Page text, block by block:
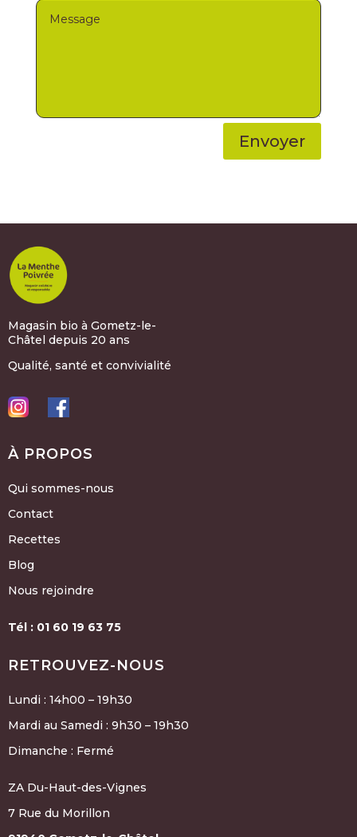
Envoyer
Magasin bio à Gometz-le-
Châtel depuis 20 ans
Qualité, santé et convivialité
À PROPOS
Qui sommes-nous
Contact
Recettes
Blog
Nous rejoindre
Tél : 01 60 19 63 75
RETROUVEZ-NOUS
Lundi : 14h00 – 19h30
Mardi au Samedi : 9h30 – 19h30
Dimanche : Fermé
ZA Du-Haut-des-Vignes
7 Rue du Morillon